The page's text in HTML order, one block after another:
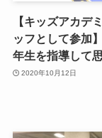
【キッズアカデ
ッフとして参加
年生を指導して
2020年10月12日